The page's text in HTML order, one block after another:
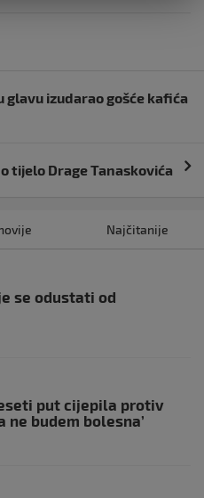
glavu izudarao gošće kafića
tijelo Drage Tanaskovića
Najčitanije
se odustati od
put cijepila protiv
ne budem bolesna’